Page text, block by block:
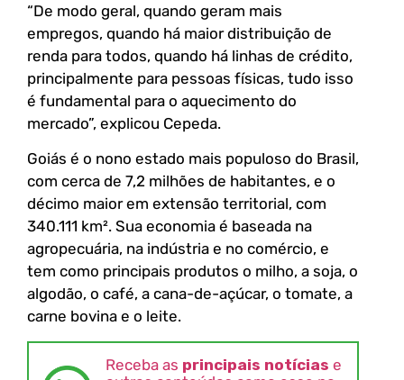
“De modo geral, quando geram mais
empregos, quando há maior distribuição de
renda para todos, quando há linhas de crédito,
principalmente para pessoas físicas, tudo isso
é fundamental para o aquecimento do
mercado”, explicou Cepeda.
Goiás é o nono estado mais populoso do Brasil,
com cerca de 7,2 milhões de habitantes, e o
décimo maior em extensão territorial, com
340.111 km². Sua economia é baseada na
agropecuária, na indústria e no comércio, e
tem como principais produtos o milho, a soja, o
algodão, o café, a cana-de-açúcar, o tomate, a
carne bovina e o leite.
Receba as principais notícias e